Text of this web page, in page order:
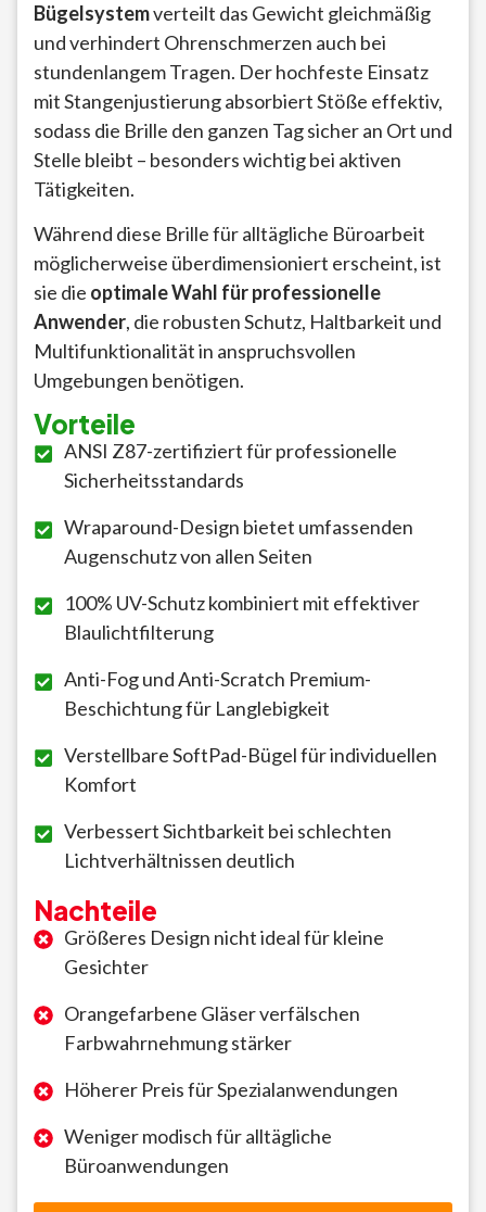
Bügelsystemverteilt das Gewicht gleichmäßig
und verhindert Ohrenschmerzen auch bei
stundenlangem Tragen. Der hochfeste Einsatz
mit Stangenjustierung absorbiert Stöße effektiv,
sodass die Brille den ganzen Tag sicher an Ort und
Stelle bleibt – besonders wichtig bei aktiven
Tätigkeiten.
Während diese Brille für alltägliche Büroarbeit
möglicherweise überdimensioniert erscheint, ist
sie die optimale Wahl für professionelle
Anwender, die robusten Schutz, Haltbarkeit und
Multifunktionalität in anspruchsvollen
Umgebungen benötigen.
Vorteile
ANSI Z87-zertifiziert für professionelle
Sicherheitsstandards
Wraparound-Design bietet umfassenden
Augenschutz von allen Seiten
100% UV-Schutz kombiniert mit effektiver
Blaulichtfilterung
Anti-Fog und Anti-Scratch Premium-
Beschichtung für Langlebigkeit
Verstellbare SoftPad-Bügel für individuellen
Komfort
Verbessert Sichtbarkeit bei schlechten
Lichtverhältnissen deutlich
Nachteile
Größeres Design nicht ideal für kleine
Gesichter
Orangefarbene Gläser verfälschen
Farbwahrnehmung stärker
Höherer Preis für Spezialanwendungen
Weniger modisch für alltägliche
Büroanwendungen